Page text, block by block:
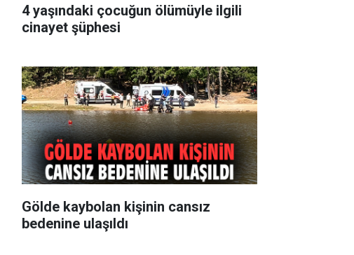
4 yaşındaki çocuğun ölümüyle ilgili
cinayet şüphesi
Gölde kaybolan kişinin cansız
bedenine ulaşıldı